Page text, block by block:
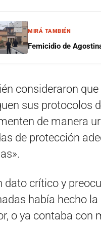
MIRÁ TAMBIÉN
Femicidio de
consideraron
sus protocolos
de manera
de protección
dato crítico y
había hecho
o ya contaba con